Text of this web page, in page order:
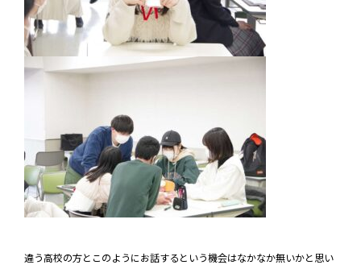
違う高校の方とこのようにお話するという機会はなかなか無いかと思い